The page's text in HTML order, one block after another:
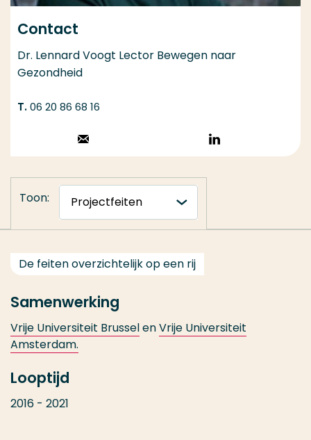
Contact
Dr. Lennard Voogt Lector Bewegen naar
Gezondheid
06 20 86 68 16
Stuur een email
Volg op
LinkedIn
Toon:
De feiten overzichtelijk op een rij
Samenwerking
Vrije Universiteit BrusselenVrije Universiteit
Amsterdam.
Looptijd
2016 - 2021